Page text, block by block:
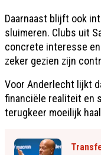
Daarnaast blijft ook
sluimeren. Clubs uit
concrete interesse
zeker gezien zijn
Voor Anderlecht lijkt
financiële realiteit en
terugkeer moeilijk